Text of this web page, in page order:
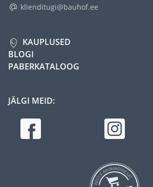
klienditugi@bauhof.ee
KAUPLUSED
BLOGI
PABERKATALOOG
JÄLGI MEID: